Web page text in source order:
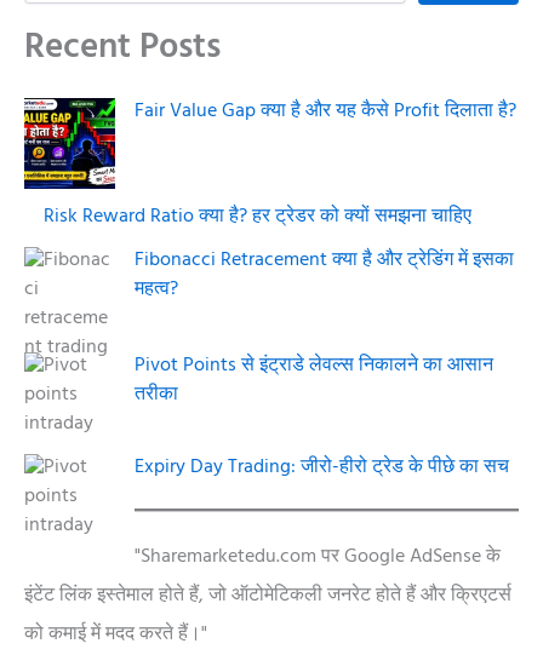
Recent Posts
Fair Value Gap क्या है और यह कैसे Profit दिलाता है?
Risk Reward Ratio क्या है? हर ट्रेडर को क्यों समझना चाहिए
Fibonacci Retracement क्या है और ट्रेडिंग में इसका
महत्व?
Pivot Points से इंट्राडे लेवल्स निकालने का आसान
तरीका
Expiry Day Trading: जीरो-हीरो ट्रेड के पीछे का सच
"Sharemarketedu.com पर Google AdSense के
इंटेंट लिंक इस्तेमाल होते हैं, जो ऑटोमेटिकली जनरेट होते हैं और क्रिएटर्स
को कमाई में मदद करते हैं।"